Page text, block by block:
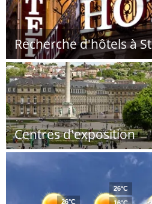
Recherche d'hôtels à
Centres d'exposition
26°C
26°C